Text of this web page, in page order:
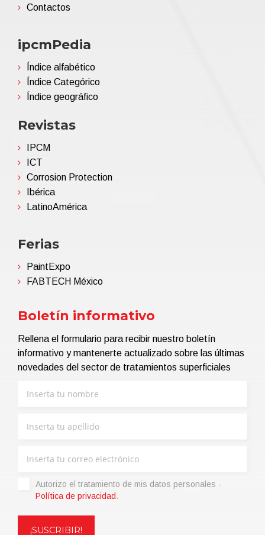
Contactos
ipcmPedia
Índice alfabético
Índice Categórico
Índice geográfico
Revistas
IPCM
ICT
Corrosion Protection
Ibérica
LatinoAmérica
Ferias
PaintExpo
FABTECH México
Boletín informativo
Rellena el formulario para recibir nuestro boletín
informativo y mantenerte actualizado sobre las últimas
novedades del sector de tratamientos superficiales
Autorizo ​​el tratamiento de mis datos personales -
Política de privacidad .